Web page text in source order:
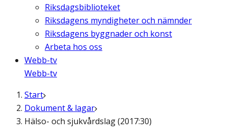
Riksdagsbiblioteket
Riksdagens myndigheter och nämnder
Riksdagens byggnader och konst
Arbeta hos oss
Webb-tv
Webb-tv
Start
Dokument & lagar
Hälso- och sjukvårdslag (2017:30)